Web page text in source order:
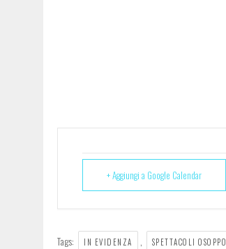
+ Aggiungi a Google Calendar
Tags: IN EVIDENZA SPETTACOLI OSOPPO